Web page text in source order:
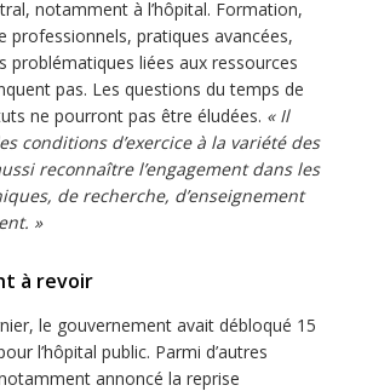
notamment à l’hôpital. Formation,
professionnels, pratiques avancées,
problématiques liées aux ressources
pas. Les questions du temps de
ne pourront pas être éludées. « Il
conditions d’exercice à la variété des
reconnaître l’engagement dans les
de recherche, d’enseignement
»
à revoir
le gouvernement avait débloqué 15
l’hôpital public. Parmi d’autres
annoncé la reprise